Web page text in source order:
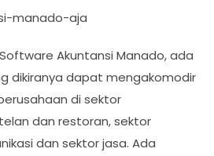
Akuntansi Manado, ada
dikiranya dapat mengakomodir
di sektor
dan restoran, sektor
dan sektor jasa. Ada